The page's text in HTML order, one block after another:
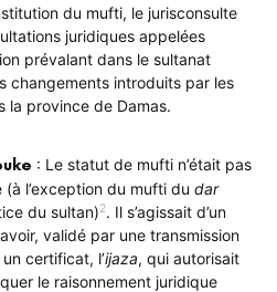
du mufti, le jurisconsulte
juridiques appelées
prévalant dans le sultanat
changements introduits par les
la province de Damas.
: Le statut de mufti n’était pas
l’exception du mufti du dar
du sultan)2. Il s’agissait d’un
validé par une transmission
certificat, l’ijaza, qui autorisait
le raisonnement juridique